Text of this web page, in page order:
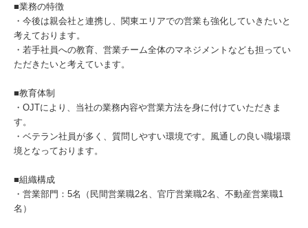
■業務の特徴
・今後は親会社と連携し、関東エリアでの営業も強化していきたいと
考えております。
・若手社員への教育、営業チーム全体のマネジメントなども担ってい
ただきたいと考えています。
■教育体制
・OJTにより、当社の業務内容や営業方法を身に付けていただきま
す。
・ベテラン社員が多く、質問しやすい環境です。風通しの良い職場環
境となっております。
■組織構成
・営業部門：5名（民間営業職2名、官庁営業職2名、不動産営業職1
名）